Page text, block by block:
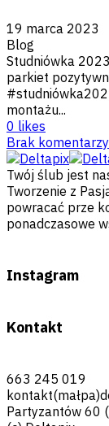
19 marca 2023
Blog
Studniówka
parkiet
montażu...
0 likes
Brak komentarzy
Twój ślub jest
Tworzenie z
powracać prze
ponadczasowe
Instagram
Kontakt
663 245 019
Partyzantów 60